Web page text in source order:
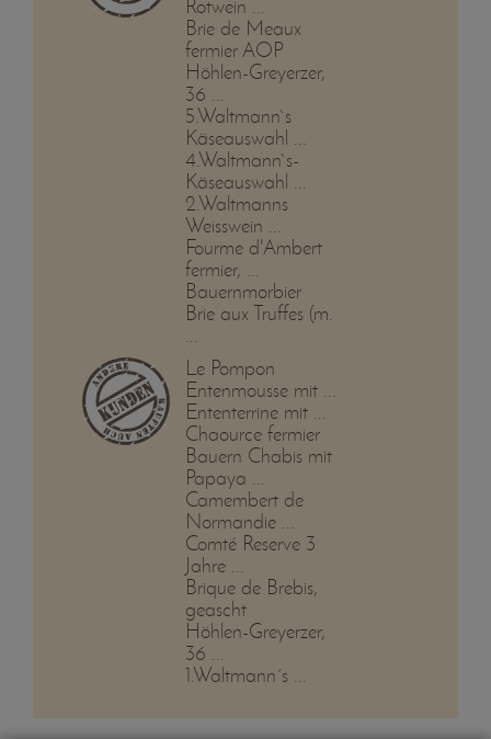
Rotwein ...
Brie de Meaux
fermier AOP
Höhlen-Greyerzer,
36 ...
5.Waltmann`s
Käseauswahl ...
4.Waltmann`s-
Käseauswahl ...
2.Waltmanns
Weisswein ...
Fourme d'Ambert
fermier, ...
Bauernmorbier
Brie aux Truffes (m.
...
Le Pompon
Entenmousse mit ...
Ententerrine mit ...
Chaource fermier
Bauern Chabis mit
Papaya ...
Camembert de
Normandie ...
Comté Reserve 3
Jahre ...
Brique de Brebis,
geascht
Höhlen-Greyerzer,
36 ...
1.Waltmann´s ...